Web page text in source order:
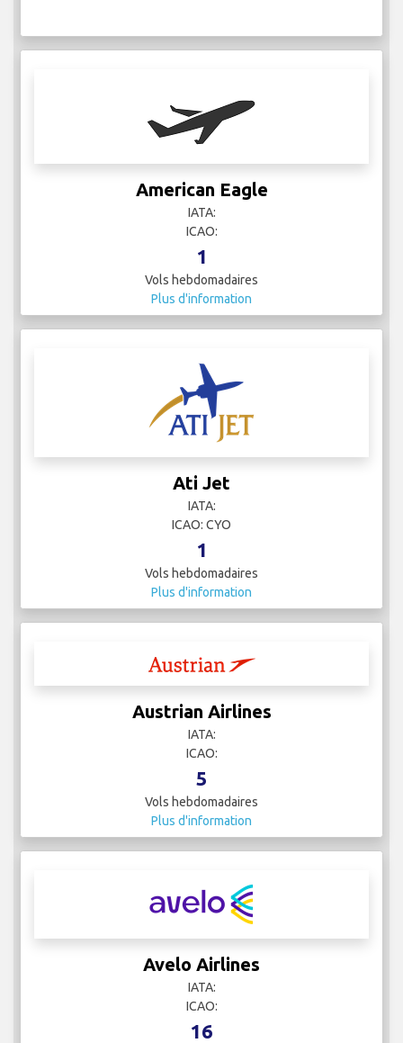
American Eagle
IATA:
ICAO:
1
Vols hebdomadaires
Plus d'information
Ati Jet
IATA:
ICAO: CYO
1
Vols hebdomadaires
Plus d'information
Austrian Airlines
IATA:
ICAO:
5
Vols hebdomadaires
Plus d'information
Avelo Airlines
IATA:
ICAO:
16